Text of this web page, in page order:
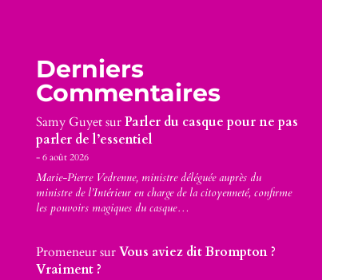
Derniers
Commentaires
Samy GuyetsurParler du casque pour ne pas
parler de l’essentiel
6 août 2026
Marie-Pierre Vedrenne, ministre déléguée auprès du
ministre de l’Intérieur en charge de la citoyenneté, confirme
les pouvoirs magiques du casque…
PromeneursurVous aviez dit Brompton ?
Vraiment ?